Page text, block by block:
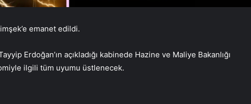
emanet edildi.
Erdoğan’ın açıkladığı kabinede Hazine ve Maliye Bakanlığı
ilgili tüm uyumu üstlenecek.